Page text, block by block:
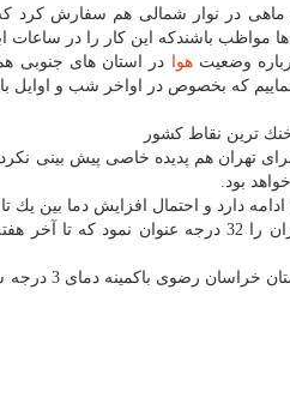
ماهی در نوار شمالی هم سفارش كرد
مواظب باشندكه این كار را در ساعات
وضعیتهوا
كه بخصوص در اواخر شب و اوایل
ترین نقاط كشور
تهران هم پدیده خاصی پیش بینی
بود.
دارد و احتمال افزایش دما بین